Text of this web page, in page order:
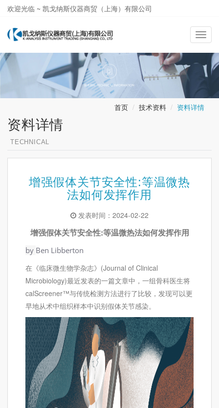
欢迎光临 ~ 凯戈纳斯仪器商贸（上海）有限公司
导
航
切
换
首页 技术资料 资料详情
资料详情
TECHNICAL
增强假体关节安全性:等温微热
法如何发挥作用
发表时间：2024-02-22
增强假体关节安全性:等温微热法如何发挥作用
by Ben Libberton
在《临床微生物学杂志》(Journal of Clinical
Microbiology)最近发表的一篇文章中，一组骨科医生将
calScreener™与传统检测方法进行了比较，发现可以更
早地从术中组织样本中识别假体关节感染。